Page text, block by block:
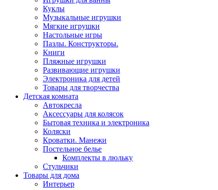
Куклы
Музыкальные игрушки
Мягкие игрушки
Настольные игры
Пазлы. Конструкторы.
Книги
Пляжные игрушки
Развивающие игрушки
Электроника для детей
Товары для творчества
Детская комната
Автокресла
Аксессуары для колясок
Бытовая техника и электроника
Коляски
Кроватки. Манежи
Постельное белье
Комплекты в люльку
Стульчики
Товары для дома
Интерьер